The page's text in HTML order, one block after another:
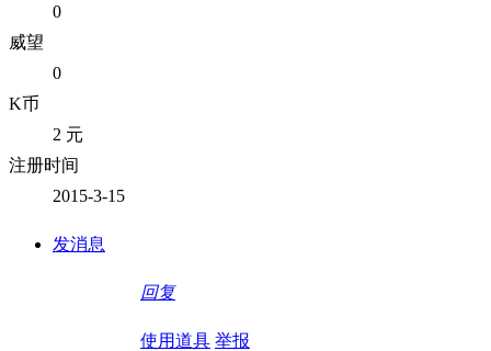
0
威望
0
K币
2 元
注册时间
2015-3-15
发消息
回复
使用道具 举报